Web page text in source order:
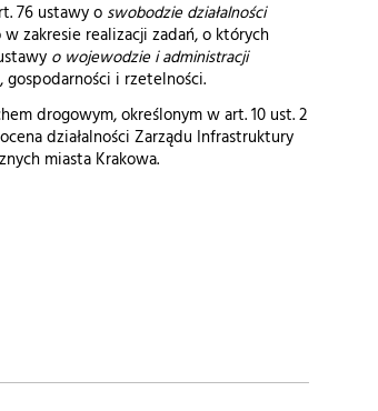
76 ustawy o swobodzie działalności
zakresie realizacji zadań, o których
o wojewodzie i administracji
i rzetelności.
drogowym, określonym w art. 10 ust. 2
działalności Zarządu Infrastruktury
miasta Krakowa.